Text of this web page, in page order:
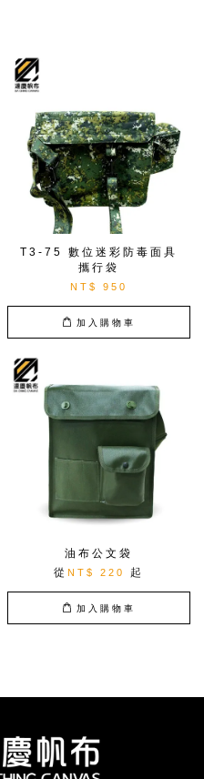
T3-75 數位迷彩防毒面具
攜行袋
NT$ 950
加入購物車
油布公文袋
從 NT$ 220 起
加入購物車